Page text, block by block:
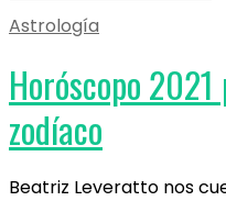
Astrología
Horóscopo
zodíaco
Beatriz Leveratto nos